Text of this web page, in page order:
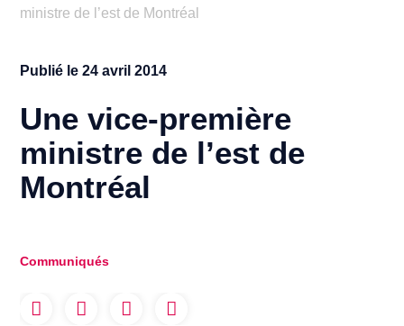
ministre de l’est de Montréal
Publié le 24 avril 2014
Une vice-première
ministre de l’est de
Montréal
Communiqués